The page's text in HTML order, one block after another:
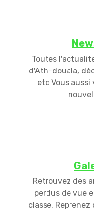
Toutes
d'Ath-douala,
etc Vous aussi
Retrouvez des
perdus de vue
classe.